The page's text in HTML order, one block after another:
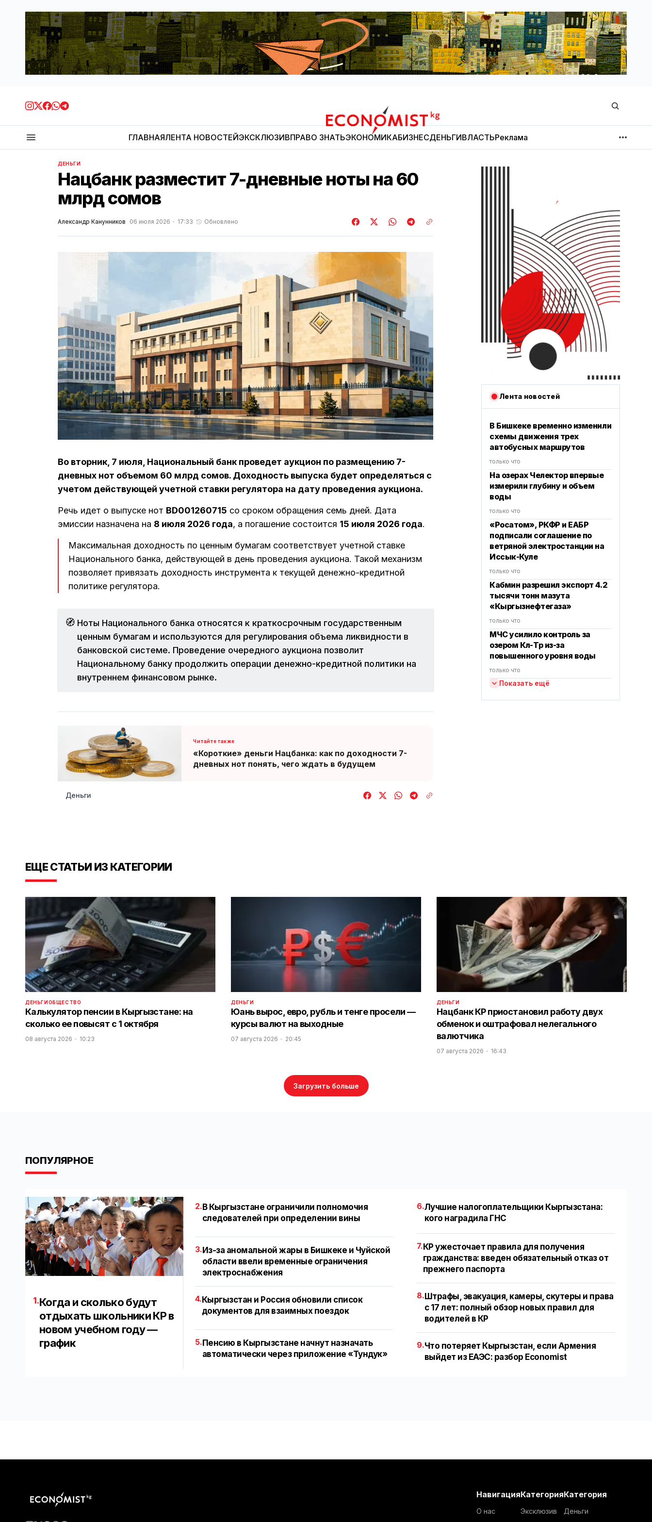
Economist.kg
ГЛАВНАЯЛЕНТА НОВОСТЕЙЭКСКЛЮЗИВПРАВО ЗНАТЬЭКОНОМИКАБИЗНЕСДЕНЬГИВЛАСТЬРеклама
МНЕНИЕ
ДЕНЬГИ
Нацбанк разместит 7-дневные ноты на 60
млрд сомов
Александр Канунников 06 июля 2026 17:33 Обновлено
Во вторник, 7 июля, Национальный банк проведет аукцион по размещению 7-
дневных нот объемом 60 млрд сомов. Доходность выпуска будет определяться с
учетом действующей учетной ставки регулятора на дату проведения аукциона.
Речь идет о выпуске нот BD001260715 со сроком обращения семь дней. Дата
эмиссии назначена на 8 июля 2026 года, а погашение состоится 15 июля 2026 года.
Максимальная доходность по ценным бумагам соответствует учетной ставке
Национального банка, действующей в день проведения аукциона. Такой механизм
позволяет привязать доходность инструмента к текущей денежно-кредитной
политике регулятора.
🧭 Ноты Национального банка относятся к краткосрочным государственным
ценным бумагам и используются для регулирования объема ликвидности в
банковской системе. Проведение очередного аукциона позволит
Национальному банку продолжить операции денежно-кредитной политики на
внутреннем финансовом рынке.
«Короткие» деньги Нацбанка: как по доходности 7-
дневных нот понять, чего ждать в будущем
Деньги
Лента новостей
В Бишкеке временно изменили
схемы движения трех
автобусных маршрутов
только что
На озерах Челектор впервые
измерили глубину и объем
воды
только что
«Росатом», РКФР и ЕАБР
подписали соглашение по
ветряной электростанции на
Иссык-Куле
только что
Кабмин разрешил экспорт 4.2
тысячи тонн мазута
«Кыргызнефтегаза»
только что
МЧС усилило контроль за
озером Көл-Төр из-за
повышенного уровня воды
только что
Показать ещё
ЕЩЕ СТАТЬИ ИЗ КАТЕГОРИИ
ДЕНЬГИОБЩЕСТВО
Калькулятор пенсии в Кыргызстане: на
сколько ее повысят с 1 октября
08 августа 2026 10:23
ДЕНЬГИ
Юань вырос, евро, рубль и тенге просели —
курсы валют на выходные
07 августа 2026 20:45
ДЕНЬГИ
Нацбанк КР приостановил работу двух
обменок и оштрафовал нелегального
валютчика
07 августа 2026 16:43
Загрузить больше
ПОПУЛЯРНОЕ
1.Когда и сколько будут
отдыхать школьники КР в
новом учебном году —
график
2. В Кыргызстане ограничили полномочия
следователей при определении вины
3.Из-за аномальной жары в Бишкеке и Чуйской
области ввели временные ограничения
электроснабжения
4.Кыргызстан и Россия обновили список
документов для взаимных поездок
5.Пенсию в Кыргызстане начнут назначать
автоматически через приложение «Тундук»
6.Лучшие налогоплательщики Кыргызстана:
кого наградила ГНС
7. КР ужесточает правила для получения
гражданства: введен обязательный отказ от
прежнего паспорта
8. Штрафы, эвакуация, камеры, скутеры и права
с 17 лет: полный обзор новых правил для
водителей в КР
9.Что потеряет Кыргызстан, если Армения
выйдет из ЕАЭС: разбор Economist
Навигация
О нас
Категория
Эксклюзив
Категория
Деньги